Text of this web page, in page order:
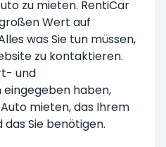
zu mieten. RentiCar
Wert auf
was Sie tun müssen,
zu kontaktieren.
und
haben,
mieten, das Ihrem
Sie benötigen.